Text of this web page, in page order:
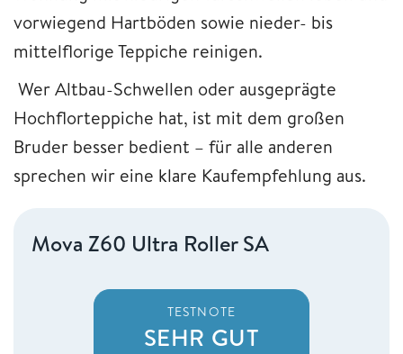
vorwiegend Hartböden sowie nieder- bis
mittelflorige Teppiche reinigen.
Wer Altbau-Schwellen oder ausgeprägte
Hochflorteppiche hat, ist mit dem großen
Bruder besser bedient – für alle anderen
sprechen wir eine klare Kaufempfehlung aus.
Mova Z60 Ultra Roller SA
TESTNOTE
SEHR GUT